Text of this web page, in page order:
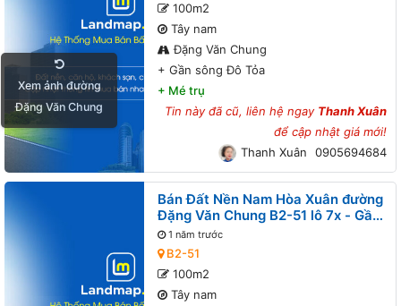
Xem ảnh đường
Đặng Văn Chung
100m2
Tây nam
Đặng Văn Chung
+ Gần sông Đô Tỏa
+ Mé trụ
Tin này đã cũ, liên hệ ngay Thanh Xuân
để cập nhật giá mới!
Thanh Xuân
0905694684
Bán Đất Nền Nam Hòa Xuân đường
Đặng Văn Chung B2-51 lô 7x - Gần
sông Đô Tỏa
1 năm trước
B2-51
100m2
Tây nam